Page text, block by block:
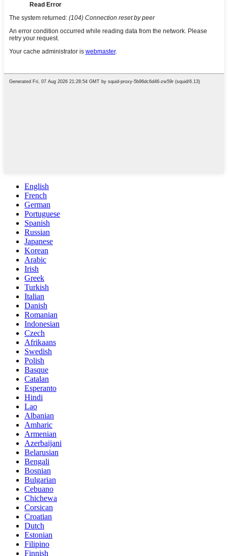
English
French
German
Portuguese
Spanish
Russian
Japanese
Korean
Arabic
Irish
Greek
Turkish
Italian
Danish
Romanian
Indonesian
Czech
Afrikaans
Swedish
Polish
Basque
Catalan
Esperanto
Hindi
Lao
Albanian
Amharic
Armenian
Azerbaijani
Belarusian
Bengali
Bosnian
Bulgarian
Cebuano
Chichewa
Corsican
Croatian
Dutch
Estonian
Filipino
Finnish